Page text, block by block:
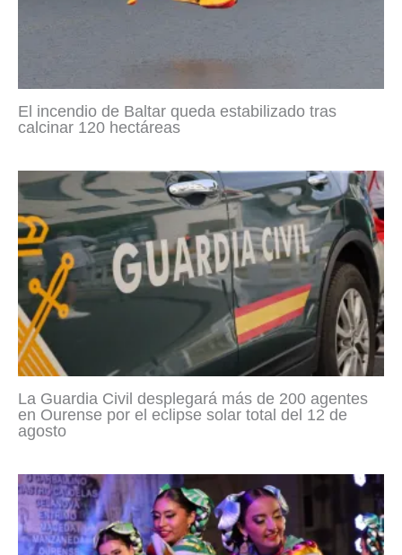
El incendio de Baltar queda estabilizado tras
calcinar 120 hectáreas
La Guardia Civil desplegará más de 200 agentes
en Ourense por el eclipse solar total del 12 de
agosto